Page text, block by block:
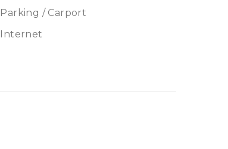
Parking / Carport
Internet